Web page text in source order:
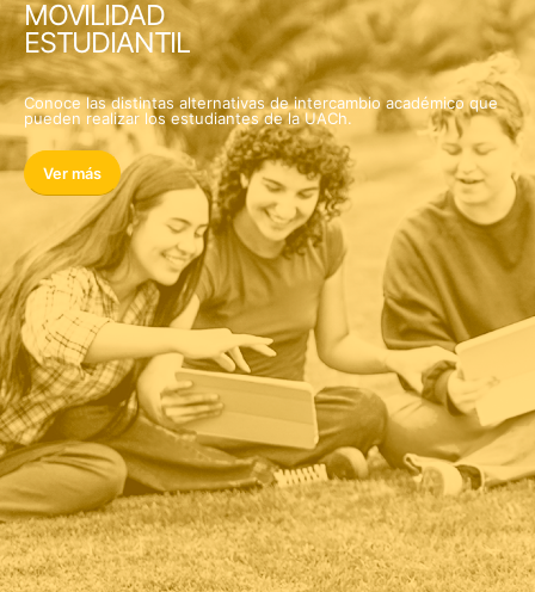
MOVILIDAD
ESTUDIANTIL
Conoce las distintas alternativas de intercambio académico que
pueden realizar los estudiantes de la UACh.
Ver más